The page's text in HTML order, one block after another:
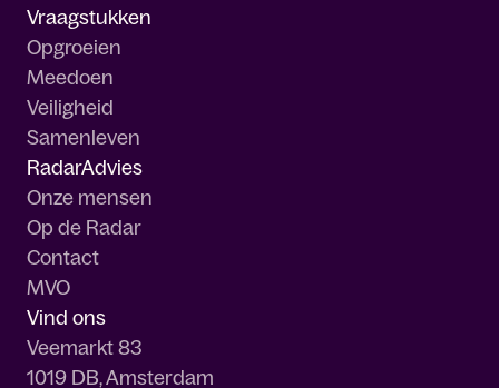
Vraagstukken
Opgroeien
Meedoen
Veiligheid
Samenleven
RadarAdvies
Onze mensen
Op de Radar
Contact
MVO
Vind ons
Veemarkt 83
1019 DB, Amsterdam